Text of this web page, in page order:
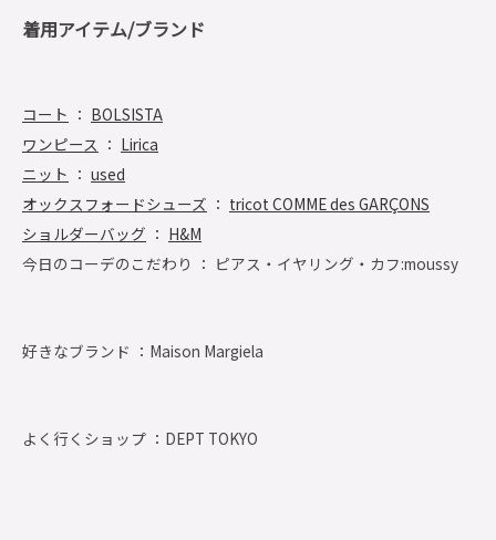
着用アイテム/ブランド
コート ： BOLSISTA
ワンピース ： Lirica
ニット ： used
オックスフォードシューズ ： tricot COMME des GARÇONS
ショルダーバッグ ： H&M
今日のコーデのこだわり ： ピアス・イヤリング・カフ:moussy
好きなブランド ： Maison Margiela
よく行くショップ ： DEPT TOKYO